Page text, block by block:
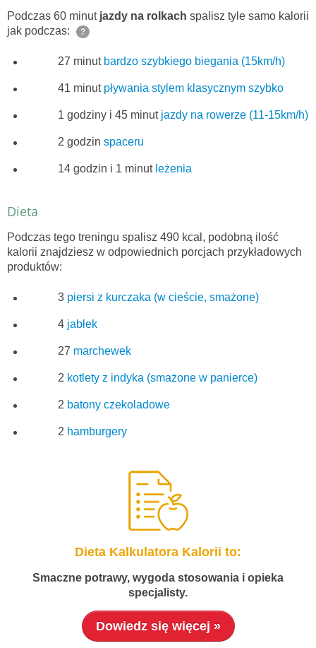
Podczas 60 minut jazdy na rolkach spalisz tyle samo kalorii
jak podczas:
?
27 minut bardzo szybkiego biegania (15km/h)
41 minut pływania stylem klasycznym szybko
1 godziny i 45 minut jazdy na rowerze (11-15km/h)
2 godzin spaceru
14 godzin i 1 minut leżenia
Dieta
Podczas tego treningu spalisz 490 kcal, podobną ilość
kalorii znajdziesz w odpowiednich porcjach przykładowych
produktów:
3 piersi z kurczaka (w cieście, smażone)
4 jabłek
27 marchewek
2 kotlety z indyka (smażone w panierce)
2 batony czekoladowe
2 hamburgery
Dieta Kalkulatora Kalorii to:
Smaczne potrawy, wygoda stosowania i opieka
specjalisty.
Dowiedz się więcej »